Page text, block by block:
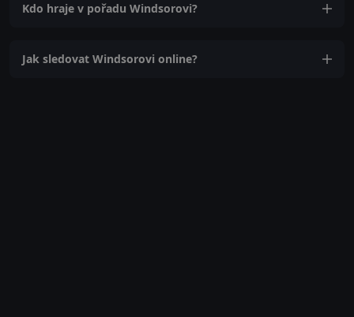
Kdo hraje v pořadu Windsorovi?
Jak sledovat Windsorovi online?